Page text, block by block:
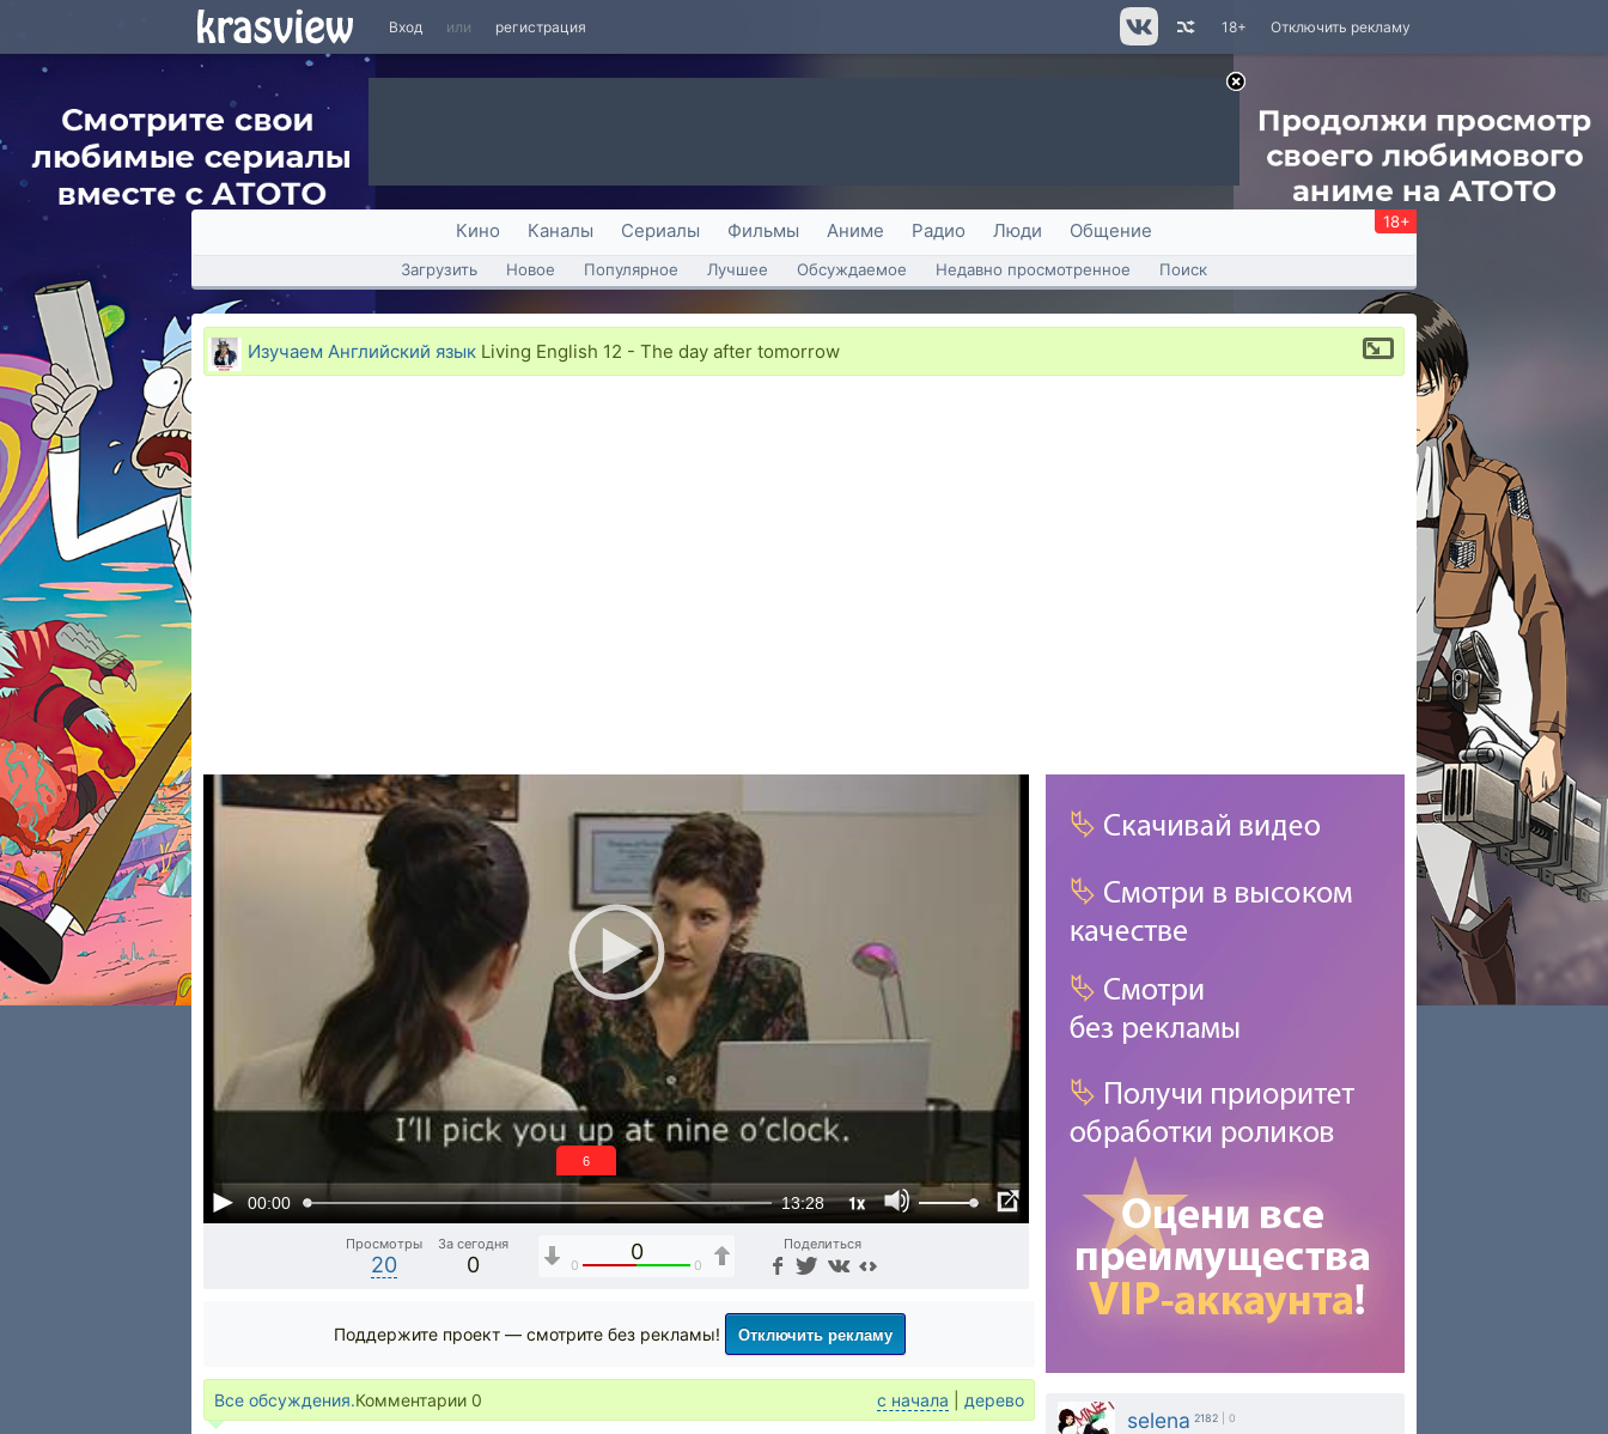
Вход или регистрация Отключить рекламу
18+
Кино Каналы Сериалы Фильмы Аниме Радио Люди Общение 18+
Загрузить Новое Популярное Лучшее Обсуждаемое Недавно просмотренное Поиск
Изучаем Английский язык Living English 12 - The day after tomorrow
00:00 13:28 1x
6
Просмотры
20
За сегодня
0
0
0 0
Поделиться
selena 2182 | 0
Поддержите проект — смотрите без рекламы! Отключить рекламу
Все обсуждения.Комментарии 0 с начала дерево